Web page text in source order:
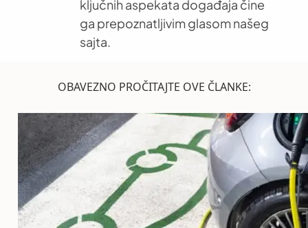
ključnih aspekata događaja čine
ga prepoznatljivim glasom našeg
sajta.
OBAVEZNO PROČITAJTE OVE ČLANKE: